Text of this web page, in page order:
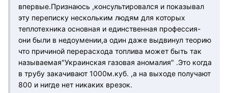
впервые.Признаюсь ,консультировался и показывал
эту переписку нескольким людям для которых
теплотехника основная и единственная профессия-
они были в недоумении,а один даже выдвинул теорию
что причиной перерасхода топлива может быть так
называемая"Украинская газовая аномалия" .Это когда
в трубу закачивают 1000м.куб. ,а на выходе получают
800 и нигде нет никаких врезок.